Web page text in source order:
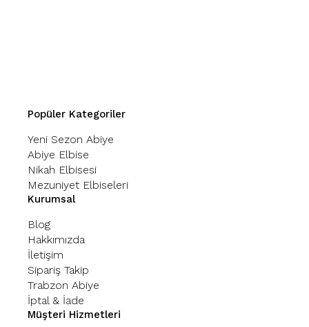
Popüler Kategoriler
Yeni Sezon Abiye
Abiye Elbise
Nikah Elbisesi
Mezuniyet Elbiseleri
Kurumsal
Blog
Hakkımızda
İletişim
Sipariş Takip
Trabzon Abiye
İptal & İade
Müşteri Hizmetleri